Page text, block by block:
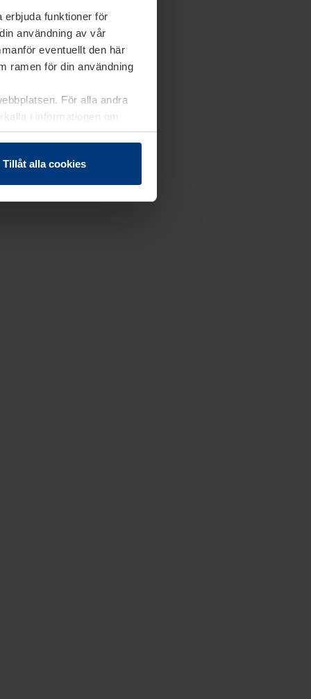
erbjuda funktioner för
användning av vår
eventuellt den här
ramen för din användning
För alla andra
i informationen om
Tillåt alla cookies